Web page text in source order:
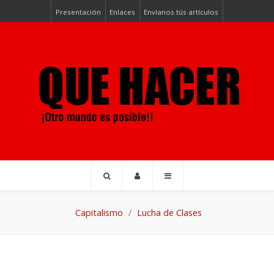
Presentación Enlaces Envíanos tús artículos
Capitalismo Lucha de Clases